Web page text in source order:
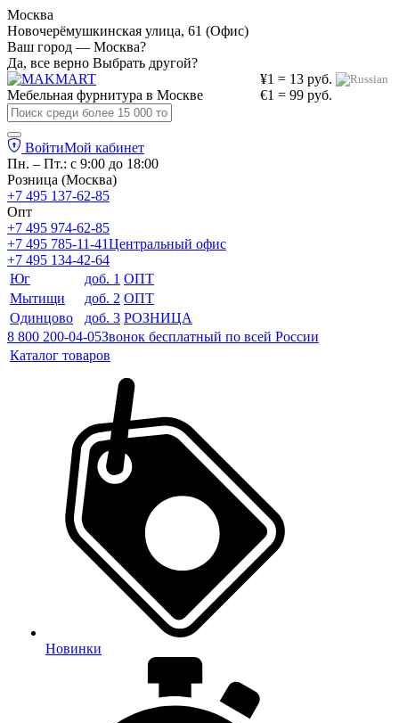
Москва
Новочерёмушкинская улица, 61 (Офис)
Ваш город — Москва?
Да, все верно Выбрать другой?
¥1 = 13 руб.
€1 = 99 руб.
Мебельная фурнитура в Москве
ВойтиМой кабинет
Пн. – Пт.: с 9:00 до 18:00
Розница (Москва)
+7 495 137-62-85
Опт
+7 495 974-62-85
+7 495 785-11-41Центральный офис
+7 495 134-42-64
Юг
доб. 1 ОПТ
Мытищи
доб. 2 ОПТ
Одинцово
доб. 3 РОЗНИЦА
8 800 200-04-05Звонок бесплатный по всей России
Каталог товаров
Новинки